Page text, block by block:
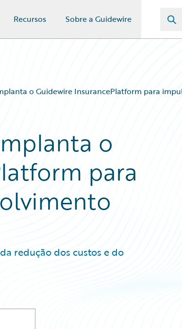
Recursos Sobre a Guidewire
o Guidewire InsurancePlatform para
o
para
redução dos custos e do